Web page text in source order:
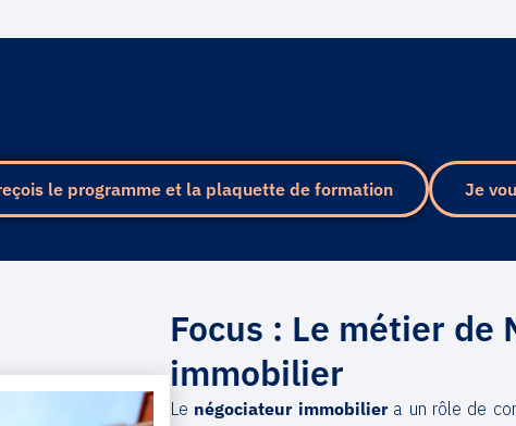
le programme et la plaquette de formation Je
Focus : Le métier de
immobilier
Le négociateur immobiliera un rôle de